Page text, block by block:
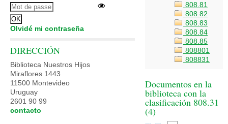
808.81
808.82
808.83
808.84
808.85
808801
808831
Documentos en la
biblioteca con la
clasificación 808.31
(4)
Olvidé mi contraseña
DIRECCIÓN
Biblioteca Nuestros Hijos
Miraflores 1443
11500 Montevideo
Uruguay
2601 90 99
contacto